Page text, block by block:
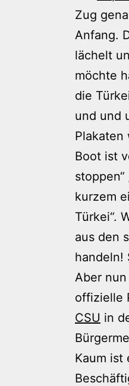
Zug
Anfang.
lächelt
möchte
die
und und
Plakaten
Boot ist
kurzem
Türkei“.
aus den
handeln!
Aber
offizielle
CSU in
Kaum ist